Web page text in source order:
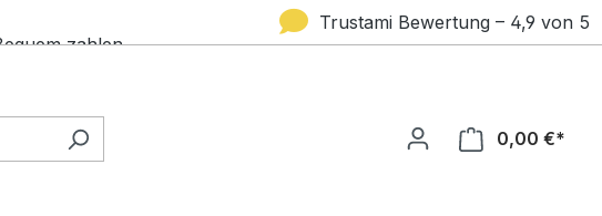
zahlen
Trustami Bewertung – 4,9 von 5
0,00 €*